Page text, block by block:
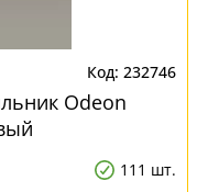
232746
Odeon
111 шт.